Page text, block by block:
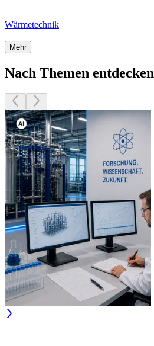
Wärmetechnik
Mehr
Nach Themen entdecken